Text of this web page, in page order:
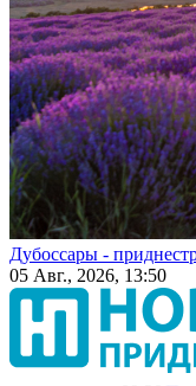
Дубоссары -
05 Авг., 2026, 13:50